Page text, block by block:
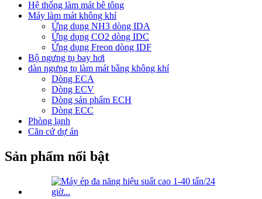
Hệ thống làm mát bê tông
Máy làm mát không khí
Ứng dụng NH3 dòng IDA
Ứng dụng CO2 dòng IDC
Ứng dụng Freon dòng IDF
Bộ ngưng tụ bay hơi
dàn ngưng tụ làm mát bằng không khí
Dòng ECA
Dòng ECV
Dòng sản phẩm ECH
Dòng ECC
Phòng lạnh
Căn cứ dự án
Sản phẩm nổi bật